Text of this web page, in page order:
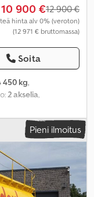
10 900 €12 900 €
hinta alv 0% (veroton)
(12 971 € bruttomassa)
Soita
450 kg,
2 akselia,
Pieni ilmoitus